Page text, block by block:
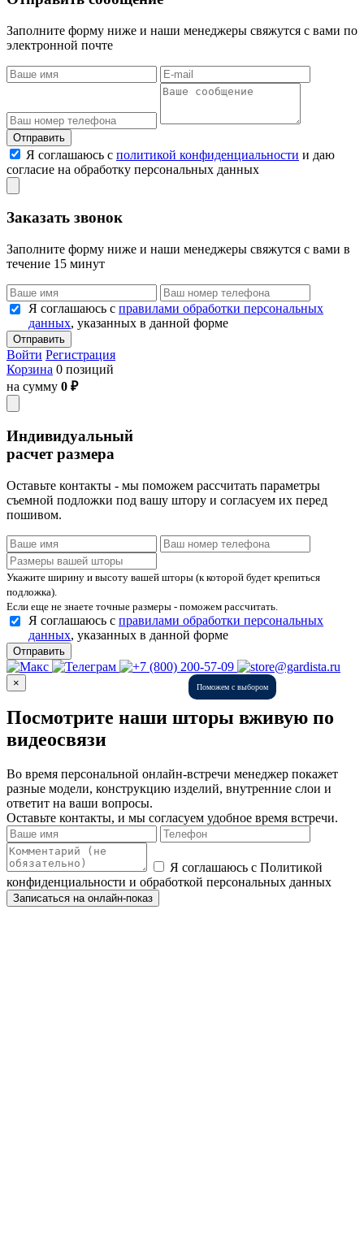
Заполните форму ниже и наши менеджеры свяжутся с вами по
электронной почте
Отправить
Я соглашаюсь с политикой конфиденциальности и даю
согласие на обработку персональных данных
Заказать звонок
Заполните форму ниже и наши менеджеры свяжутся с вами в
течение 15 минут
Я соглашаюсь с правилами обработки персональных
данных, указанных в данной форме
Отправить
Войти Регистрация
Корзина 0 позиций
на сумму 0 ₽
Индивидуальный
расчет размера
Оставьте контакты - мы поможем рассчитать параметры
съемной подложки под вашу штору и согласуем их перед
пошивом.
Укажите ширину и высоту вашей шторы (к которой будет крепиться
подложка).
Если еще не знаете точные размеры - поможем рассчитать.
Я соглашаюсь с правилами обработки персональных
данных, указанных в данной форме
Отправить
Поможем с выбором
×
Посмотрите наши шторы вживую по
видеосвязи
Во время персональной онлайн-встречи менеджер покажет
разные модели, конструкцию изделий, внутренние слои и
ответит на ваши вопросы.
Оставьте контакты, и мы согласуем удобное время встречи.
Я соглашаюсь с Политикой
конфиденциальности и обработкой персональных данных
Записаться на онлайн-показ